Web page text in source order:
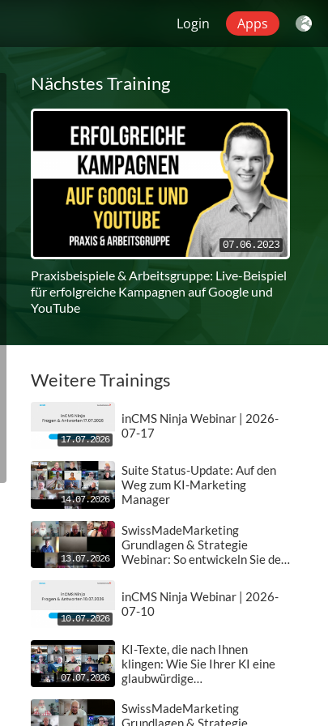
Login Apps
Nächstes Training
07.06.2023
Praxisbeispiele & Arbeitsgruppe: Live-Beispiel
für erfolgreiche Kampagnen auf Google und
YouTube
Weitere Trainings
17.07.2026
inCMS Ninja Webinar | 2026-
07-17
14.07.2026
Suite Status-Update: Auf den
Weg zum KI-Marketing
Manager
13.07.2026
SwissMadeMarketing
Grundlagen & Strategie
Webinar: So entwickeln Sie den
10.07.2026
inCMS Ninja Webinar | 2026-
07-10
07.07.2026
KI-Texte, die nach Ihnen
klingen: Wie Sie Ihrer KI eine
glaubwürdige
beibringen
SwissMadeMarketing
Grundlagen & Strategie